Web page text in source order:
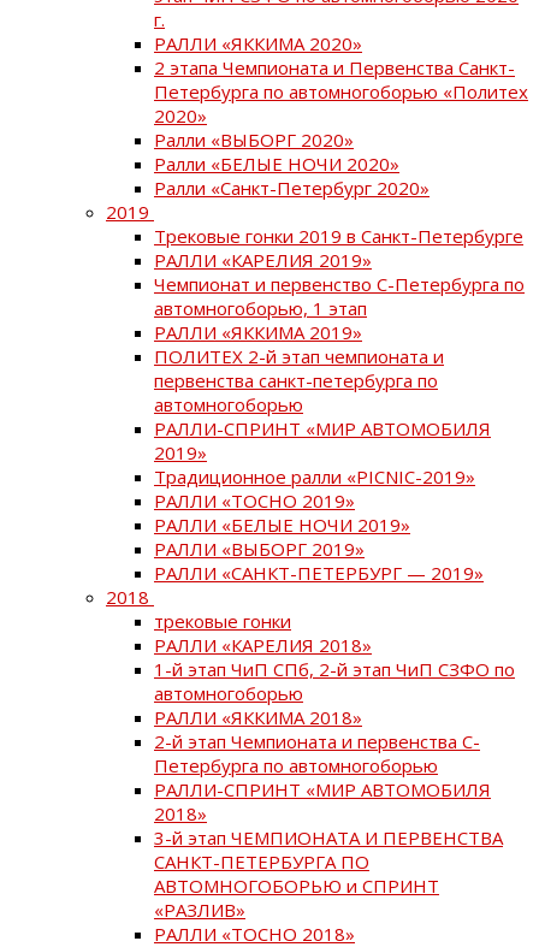
г.
РАЛЛИ «ЯККИМА 2020»
2 этапа Чемпионата и Первенства Санкт-
Петербурга по автомногоборью «Политех
2020»
Ралли «ВЫБОРГ 2020»
Ралли «БЕЛЫЕ НОЧИ 2020»
Ралли «Санкт-Петербург 2020»
2019
Трековые гонки 2019 в Санкт-Петербурге
РАЛЛИ «КАРЕЛИЯ 2019»
Чемпионат и первенство С-Петербурга по
автомногоборью, 1 этап
РАЛЛИ «ЯККИМА 2019»
ПОЛИТЕХ 2-й этап чемпионата и
первенства санкт-петербурга по
автомногоборью
РАЛЛИ-СПРИНТ «МИР АВТОМОБИЛЯ
2019»
Традиционное ралли «PICNIC-2019»
РАЛЛИ «ТОСНО 2019»
РАЛЛИ «БЕЛЫЕ НОЧИ 2019»
РАЛЛИ «ВЫБОРГ 2019»
РАЛЛИ «САНКТ-ПЕТЕРБУРГ — 2019»
2018
трековые гонки
РАЛЛИ «КАРЕЛИЯ 2018»
1-й этап ЧиП СПб, 2-й этап ЧиП СЗФО по
автомногоборью
РАЛЛИ «ЯККИМА 2018»
2-й этап Чемпионата и первенства С-
Петербурга по автомногоборью
РАЛЛИ-СПРИНТ «МИР АВТОМОБИЛЯ
2018»
3-й этап ЧЕМПИОНАТА И ПЕРВЕНСТВА
САНКТ-ПЕТЕРБУРГА ПО
АВТОМНОГОБОРЬЮ и СПРИНТ
«РАЗЛИВ»
РАЛЛИ «ТОСНО 2018»